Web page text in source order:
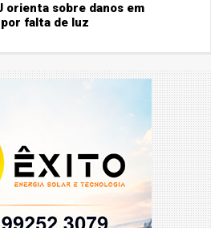
orienta sobre danos em
falta de luz